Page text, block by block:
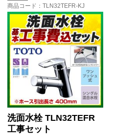
商品コード ：TLN32TEFR-KJ
洗面水栓 TLN32TEFR
工事セット